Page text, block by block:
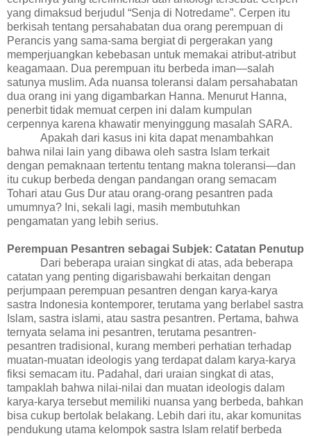
yang dimaksud berjudul “Senja di Notredame”. Cerpen itu
berkisah tentang persahabatan dua orang perempuan di
Perancis yang sama-sama bergiat di pergerakan yang
memperjuangkan kebebasan untuk memakai atribut-atribut
keagamaan. Dua perempuan itu berbeda iman—salah
satunya muslim. Ada nuansa toleransi dalam persahabatan
dua orang ini yang digambarkan Hanna. Menurut Hanna,
penerbit tidak memuat cerpen ini dalam kumpulan
cerpennya karena khawatir menyinggung masalah SARA.
Apakah dari kasus ini kita dapat menambahkan
bahwa nilai lain yang dibawa oleh sastra Islam terkait
dengan pemaknaan tertentu tentang makna toleransi—dan
itu cukup berbeda dengan pandangan orang semacam
Tohari atau Gus Dur atau orang-orang pesantren pada
umumnya? Ini, sekali lagi, masih membutuhkan
pengamatan yang lebih serius.
Perempuan Pesantren sebagai Subjek: Catatan Penutup
Dari beberapa uraian singkat di atas, ada beberapa
catatan yang penting digarisbawahi berkaitan dengan
perjumpaan perempuan pesantren dengan karya-karya
sastra Indonesia kontemporer, terutama yang ber label sastra
Islam, sastra islami, atau sastra pesantren. Pertama, bahwa
ternyata selama ini pesantren, terutama pesantren-
pesantren tradisional, kurang memberi perhatian terhadap
muatan-muatan ideologis yang terdapat dalam karya-karya
fiksi semacam itu. Padahal, dari uraian singkat di atas,
tampaklah bahwa nilai-nilai dan muatan ideologis dalam
karya-karya tersebut memiliki nuansa yang berbeda, bahkan
bisa cukup bertolak belakang. Lebih dari itu, akar komunitas
pendukung utama kelompok sastra Islam relatif berbeda